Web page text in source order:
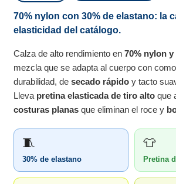
70% nylon con 30% de elastano: la
elasticidad del catálogo.
Calza de alto rendimiento en70% nylon y
mezcla que se adapta al cuerpo con
durabilidad, desecado rápido y tacto
Lleva pretina elasticada de tiro alto que
costuras planas que eliminan el roce y
🧵
30% de elastano
👕
Pretina